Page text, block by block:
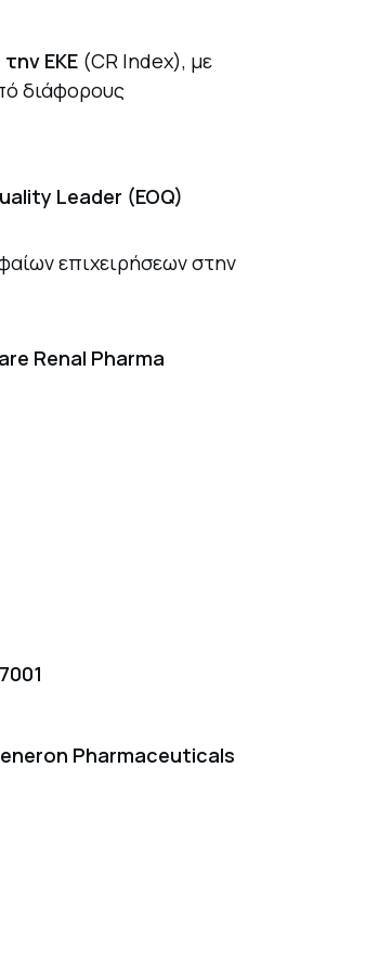
την ΕΚΕ (CR Index), με
διάφορους
Leader (EOQ)
επιχειρήσεων στην
Renal Pharma
Pharmaceuticals